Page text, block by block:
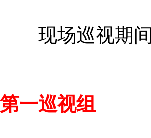
现场巡视期间
第一巡视组